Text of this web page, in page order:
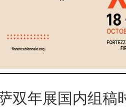
双年展国内组稿